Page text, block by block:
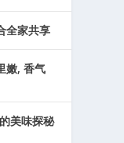
全家共享
嫩, 香气
美味探秘